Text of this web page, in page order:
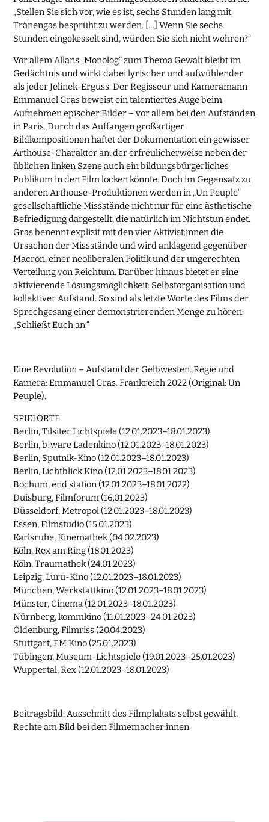
„Stellen Sie sich vor, wie es ist, sechs Stunden lang mit
Tränengas besprüht zu werden. […] Wenn Sie sechs
Stunden eingekesselt sind, würden Sie sich nicht wehren?“
Vor allem Allans „Monolog“ zum Thema Gewalt bleibt im
Gedächtnis und wirkt dabei lyrischer und aufwühlender
als jeder Jelinek-Erguss. Der Regisseur und Kameramann
Emmanuel Gras beweist ein talentiertes Auge beim
Aufnehmen epischer Bilder – vor allem bei den Aufständen
in Paris. Durch das Auffangen großartiger
Bildkompositionen haftet der Dokumentation ein gewisser
Arthouse-Charakter an, der erfreulicherweise neben der
üblichen linken Szene auch ein bildungsbürgerliches
Publikum in den Film locken könnte. Doch im Gegensatz zu
anderen Arthouse-Produktionen werden in „Un Peuple“
gesellschaftliche Missstände nicht nur für eine ästhetische
Befriedigung dargestellt, die natürlich im Nichtstun endet.
Gras benennt explizit mit den vier Aktivist:innen die
Ursachen der Missstände und wird anklagend gegenüber
Macron, einer neoliberalen Politik und der ungerechten
Verteilung von Reichtum. Darüber hinaus bietet er eine
aktivierende Lösungsmöglichkeit: Selbstorganisation und
kollektiver Aufstand. So sind als letzte Worte des Films der
Sprechgesang einer demonstrierenden Menge zu hören:
„Schließt Euch an.“
Eine Revolution – Aufstand der Gelbwesten. Regie und
Kamera: Emmanuel Gras. Frankreich 2022 (Original: Un
Peuple).
SPIELORTE:
Berlin, Tilsiter Lichtspiele (12.01.2023–18.01.2023)
Berlin, b!ware Ladenkino (12.01.2023–18.01.2023)
Berlin, Sputnik-Kino (12.01.2023–18.01.2023)
Berlin, Lichtblick Kino (12.01.2023–18.01.2023)
Bochum, end.station (12.01.2023–18.01.2022)
Duisburg, Filmforum (16.01.2023)
Düsseldorf, Metropol (12.01.2023–18.01.2023)
Essen, Filmstudio (15.01.2023)
Karlsruhe, Kinemathek (04.02.2023)
Köln, Rex am Ring (18.01.2023)
Köln, Traumathek (24.01.2023)
Leipzig, Luru-Kino (12.01.2023–18.01.2023)
München, Werkstattkino (12.01.2023–18.01.2023)
Münster, Cinema (12.01.2023–18.01.2023)
Nürnberg, kommkino (11.01.2023–24.01.2023)
Oldenburg, Filmriss (20.04.2023)
Stuttgart, EM Kino (25.01.2023)
Tübingen, Museum-Lichtspiele (19.01.2023–25.01.2023)
Wuppertal, Rex (12.01.2023–18.01.2023)
Beitragsbild: Ausschnitt des Filmplakats selbst gewählt,
Rechte am Bild bei den Filmemacher:innen